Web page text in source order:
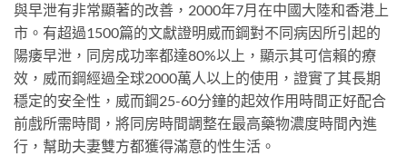
與早泄有非常顯著的改善，2000年7月在中國大陸和香港上
市。有超過1500篇的文獻證明威而鋼對不同病因所引起的
陽痿早泄，同房成功率都達80%以上，顯示其可信賴的療
效，威而鋼經過全球2000萬人以上的使用，證實了其長期
穩定的安全性，威而鋼25-60分鐘的起效作用時間正好配合
前戲所需時間，將同房時間調整在最高藥物濃度時間內進
行，幫助夫妻雙方都獲得滿意的性生活。